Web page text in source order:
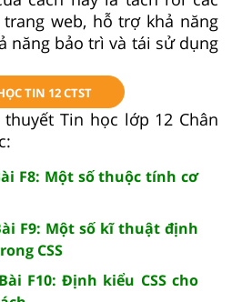
web, hỗ trợ khả năng
năng bảo trì và tái sử dụng
TIN 12 CTST
Tin học lớp 12 Chân
F8: Một số thuộc tính cơ
F9: Một số kĩ thuật định
CSS
F10: Định kiểu CSS cho